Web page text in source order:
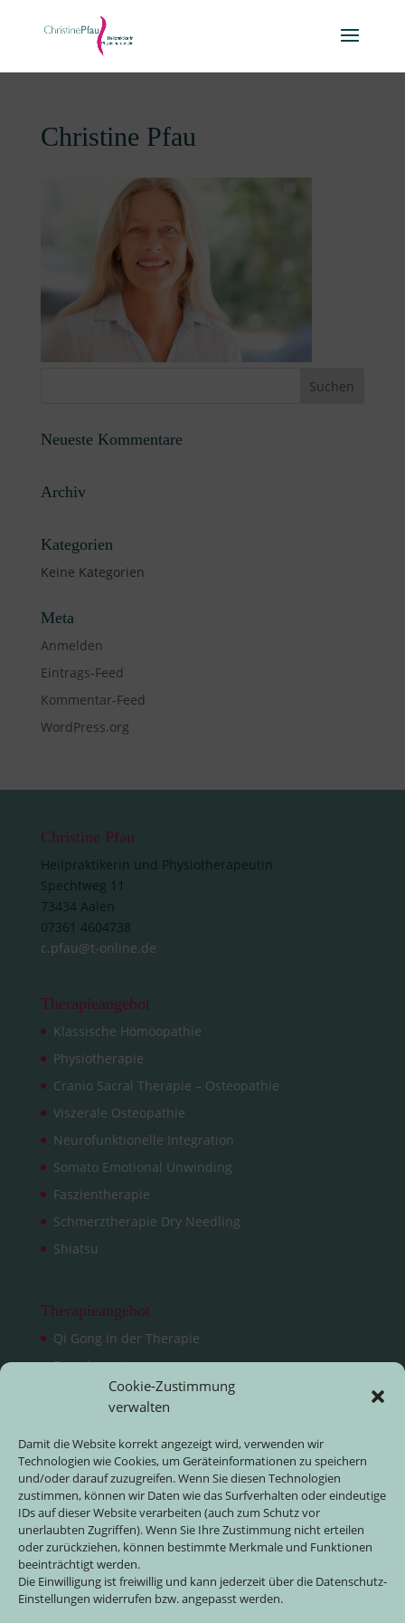
Cookie-Zustimmung
verwalten
Damit die Website korrekt angezeigt wird, verwenden wir
Technologien wie Cookies, um Geräteinformationen zu speichern
und/oder darauf zuzugreifen. Wenn Sie diesen Technologien
zustimmen, können wir Daten wie das Surfverhalten oder eindeutige
IDs auf dieser Website verarbeiten (auch zum Schutz vor
unerlaubten Zugriffen). Wenn Sie Ihre Zustimmung nicht erteilen
oder zurückziehen, können bestimmte Merkmale und Funktionen
beeinträchtigt werden.
Die Einwilligung ist freiwillig und kann jederzeit über die Datenschutz-
Einstellungen widerrufen bzw. angepasst werden.
Christine Pfau
Neueste Kommentare
Archiv
Kategorien
Keine Kategorien
Meta
Anmelden
Eintrags-Feed
Kommentar-Feed
WordPress.org
Christine Pfau
Heilpraktikerin und Physiotherapeutin
Spechtweg 11
73434 Aalen
07361 4604738
c.pfau@t-online.de
Therapieangebot
Klassische Hömöopathie
Physiotherapie
Cranio Sacral Therapie – Osteopathie
Viszerale Osteopathie
Neurofunktionelle Integration
Somato Emotional Unwinding
Faszientherapie
Schmerztherapie Dry Needling
Shiatsu
Therapieangebot
Qi Gong in der Therapie
Dorntherapie
Koreanische Handakupunktur
Fußreflexzonenmassage
Kinesiologie
Psychosomatische Grundversorgung
Kurse & Termine
Qi Gong Kurse
Kontakt